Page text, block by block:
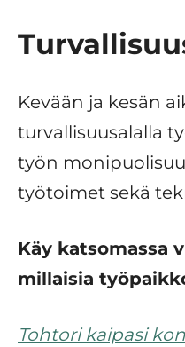
Kevään ja kesän
turvallisuusalalla
työn
työtoimet sekä
Käy katsomassa
millaisia
Tohtori kaipasi